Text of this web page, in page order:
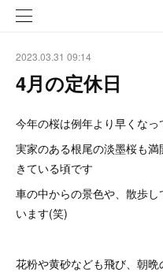
2023.03.31 09:14
4月の定休日
今年の桜は例年より早くなっ
実家のある根尾の淡墨桜も
きている頃です
車の中からの景色や、散歩
います(笑)
花粉や黄砂なども飛び、朝